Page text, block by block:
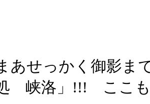
せっかく御影ま
峡洛」!!! ここも